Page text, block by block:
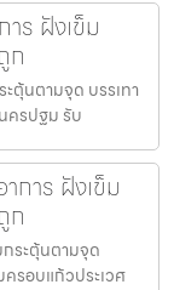
ร ฝังเข็ม
ก
ตุ้นตามจุด บรรเทา
ครปฐม รับ
การ ฝังเข็ม
ก
กระตุ้นตามจุด
ครอบแก้วประเวศ